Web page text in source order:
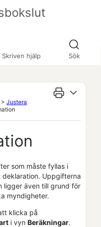
Skriven hjälp Sök
> Justera
som måste fyllas i
Uppgifterna
ligger även till grund för
myndigheter.
klicka på
i vyn Beräkningar.